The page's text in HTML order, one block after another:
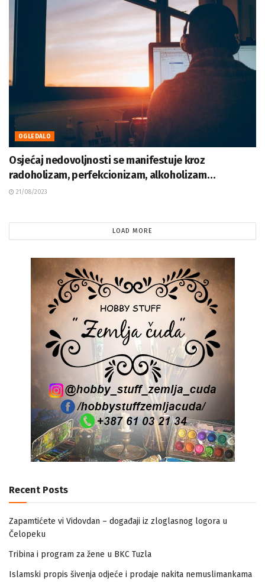
OGLEDALO
Osjećaj nedovoljnosti se manifestuje kroz
radoholizam, perfekcionizam, alkoholizam…
21/08/2023
LOAD MORE
Recent Posts
Zapamtićete vi Vidovdan – događaji iz zloglasnog logora u
Čelopeku
Tribina i program za žene u BKC Tuzla
Islamski propis šivenja odjeće i prodaje nakita nemuslimankama